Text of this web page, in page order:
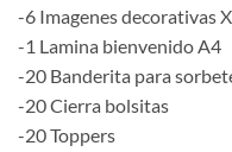
-6 Imagenes decorativas
-1 Lamina bienvenido A4
-20 Banderita para
-20 Cierra bolsitas
-20 Toppers